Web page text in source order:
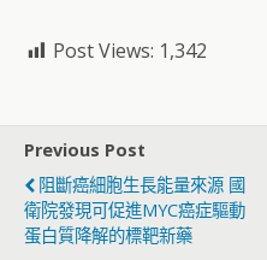
Post Views: 1,342
Previous Post
阻斷癌細胞生長能量來源 國
衛院發現可促進MYC癌症驅動
蛋白質降解的標靶新藥